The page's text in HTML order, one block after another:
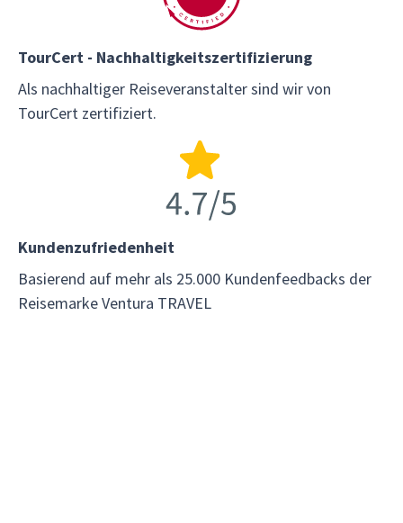
TourCert - Nachhaltigkeitszertifizierung
Als nachhaltiger Reiseveranstalter sind wir von
TourCert zertifiziert.
Kundenzufriedenheit
Basierend auf mehr als 25.000 Kundenfeedbacks der
Reisemarke Ventura TRAVEL